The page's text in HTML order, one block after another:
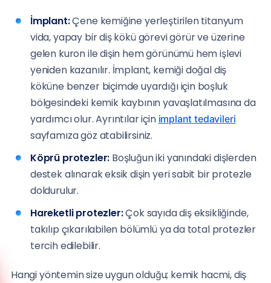
İmplant:Çene kemiğine yerleştirilen titanyum
vida, yapay bir diş kökü görevi görür ve üzerine
gelen kuron ile dişin hem görünümü hem işlevi
yeniden kazanılır. İmplant, kemiği doğal diş
köküne benzer biçimde uyardığı için boşluk
bölgesindeki kemik kaybının yavaşlatılmasına da
yardımcı olur. Ayrıntılar için implant tedavileri
sayfamıza göz atabilirsiniz.
Köprü protezler: Boşluğun iki yanındaki dişlerden
destek alınarak eksik dişin yeri sabit bir protezle
doldurulur.
Hareketli protezler:Çok sayıda diş eksikliğinde,
takılıp çıkarılabilen bölümlü ya da total protezler
tercih edilebilir.
Hangi yöntemin size uygun olduğu; kemik hacmi, diş